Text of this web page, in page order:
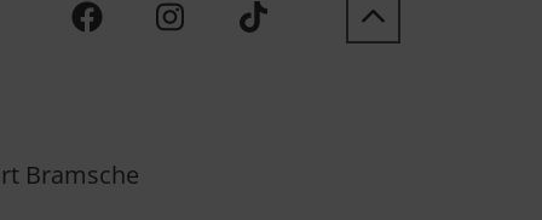
Bramsche